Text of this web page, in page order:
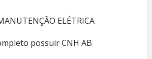
ELÉTRICA
possuir CNH AB